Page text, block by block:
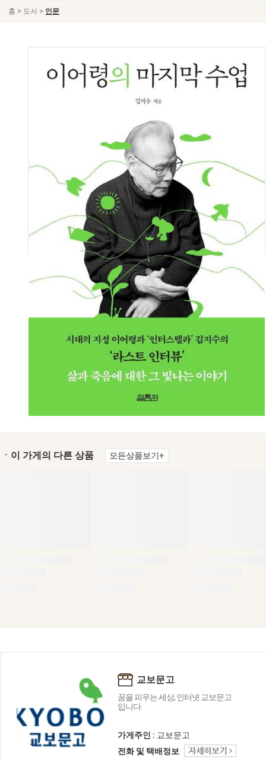
홈 > 도서 > 인문
ㆍ이 가게의 다른 상품 모든상품보기+
교보문고
꿈을 피우는 세상, 인터넷 교보문고
입니다.
가게주인 : 교보문고
전화 및 택배정보